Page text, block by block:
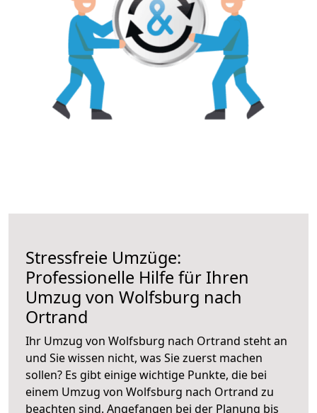
Stressfreie Umzüge:
Professionelle Hilfe für Ihren
Umzug von Wolfsburg nach
Ortrand
Ihr Umzug von Wolfsburg nach Ortrand steht an
und Sie wissen nicht, was Sie zuerst machen
sollen? Es gibt einige wichtige Punkte, die bei
einem Umzug von Wolfsburg nach Ortrand zu
beachten sind. Angefangen bei der Planung bis